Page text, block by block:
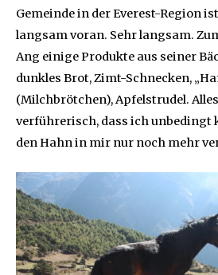
Gemeinde in der Everest-Region
langsam voran. Sehr langsam.
Ang einige Produkte aus seiner
dunkles Brot, Zimt-Schnecken,
(Milchbrötchen), Apfelstrudel.
verführerisch, dass ich unbedingt
den Hahn in mir nur noch mehr